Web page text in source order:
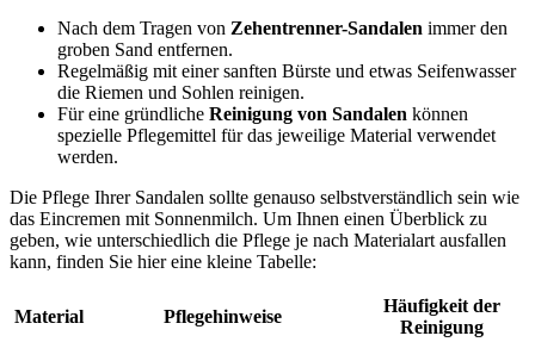
Nach dem Tragen von Zehentrenner-Sandalen immer den
groben Sand entfernen.
Regelmäßig mit einer sanften Bürste und etwas Seifenwasser
die Riemen und Sohlen reinigen.
Für eine gründliche Reinigung von Sandalen können
spezielle Pflegemittel für das jeweilige Material verwendet
werden.
Die Pflege Ihrer Sandalen sollte genauso selbstverständlich sein wie
das Eincremen mit Sonnenmilch. Um Ihnen einen Überblick zu
geben, wie unterschiedlich die Pflege je nach Materialart ausfallen
kann, finden Sie hier eine kleine Tabelle:
Material Pflegehinweise
Häufigkeit der
Reinigung